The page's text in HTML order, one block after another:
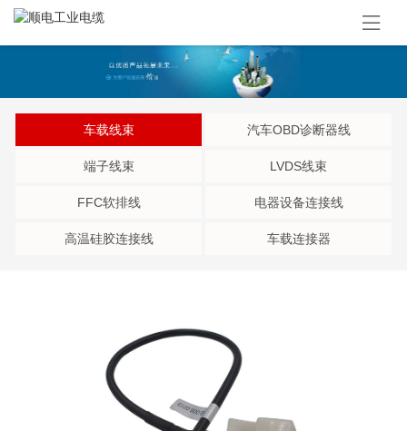
车载线束 汽车OBD诊断器线
端子线束 LVDS线束
FFC软排线 电器设备连接线
高温硅胶连接线 车载连接器